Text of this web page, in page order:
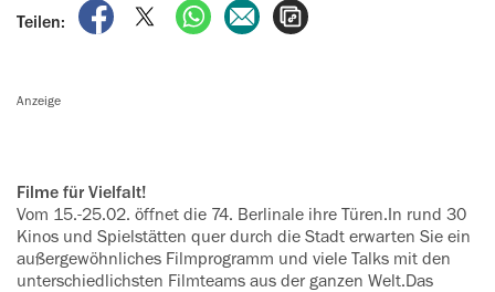
Teilen:
auf Facebook teilen
auf X teilenper WhatsApp teilen
per E-Mail teilen
Anzeige
Filme für Vielfalt!
Vom 15.-25.02. öffnet die 74. Berlinale ihre Türen.In rund 30
Kinos und Spielstätten quer durch die Stadt erwarten Sie ein
außergewöhnliches Filmprogramm und viele Talks mit den
unterschiedlichsten Filmteams aus der ‍ganzen Welt.Das